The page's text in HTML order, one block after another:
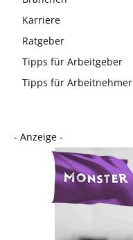
Karriere
Ratgeber
Tipps für Arbeitgeber
Tipps für Arbeitnehmer
- Anzeige -